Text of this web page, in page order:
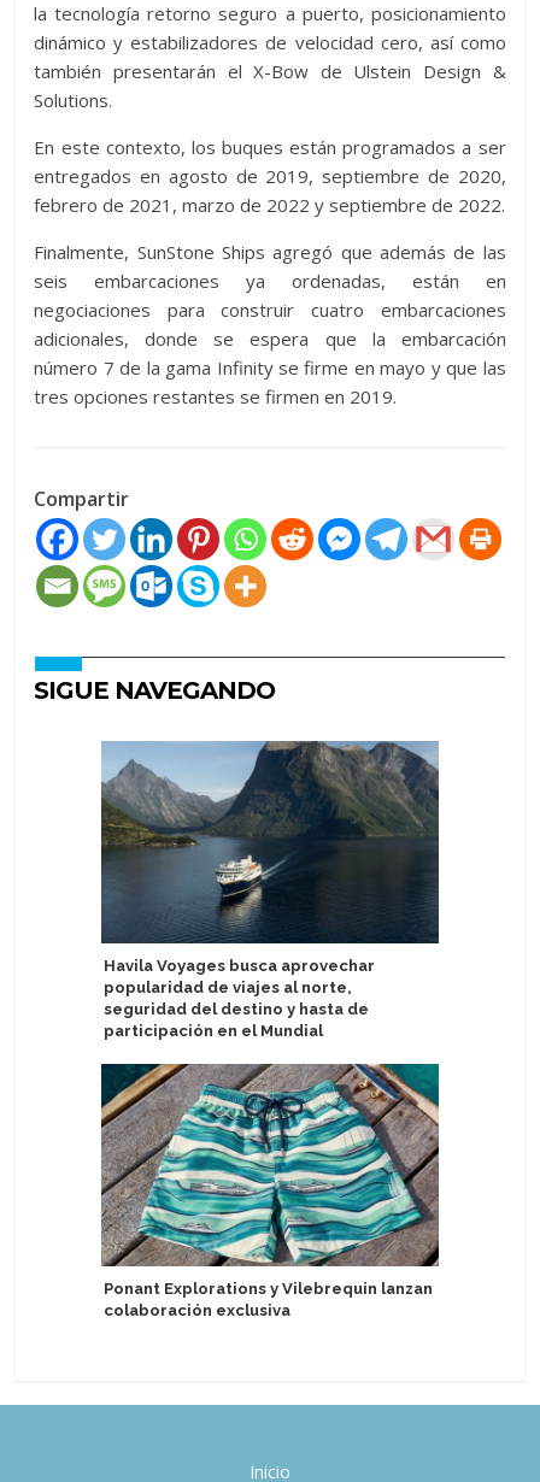
la tecnología retorno seguro a puerto, posicionamiento
dinámico y estabilizadores de velocidad cero, así como
también presentarán el X-Bow de Ulstein Design &
Solutions.
En este contexto, los buques están programados a ser
entregados en agosto de 2019, septiembre de 2020,
febrero de 2021, marzo de 2022 y septiembre de 2022.
Finalmente, SunStone Ships agregó que además de las
seis embarcaciones ya ordenadas, están en
negociaciones para construir cuatro embarcaciones
adicionales, donde se espera que la embarcación
número 7 de la gama Infinity se firme en mayo y que las
tres opciones restantes se firmen en 2019.
Compartir
SIGUE NAVEGANDO
Havila Voyages busca aprovechar
popularidad de viajes al norte,
seguridad del destino y hasta de
participación en el Mundial
Ponant Explorations y Vilebrequin lanzan
colaboración exclusiva
Inicio